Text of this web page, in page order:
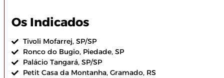
Os Indicados
Tivoli Mofarrej, SP/SP
Ronco do Bugio, Piedade, SP
Palácio Tangará, SP/SP
Petit Casa da Montanha, Gramado, RS